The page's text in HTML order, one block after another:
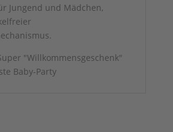
Jungend und Mädchen,
"Willkommensgeschenk"
Baby-Party